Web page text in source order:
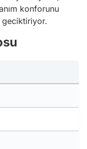
konforunu
geciktiriyor.